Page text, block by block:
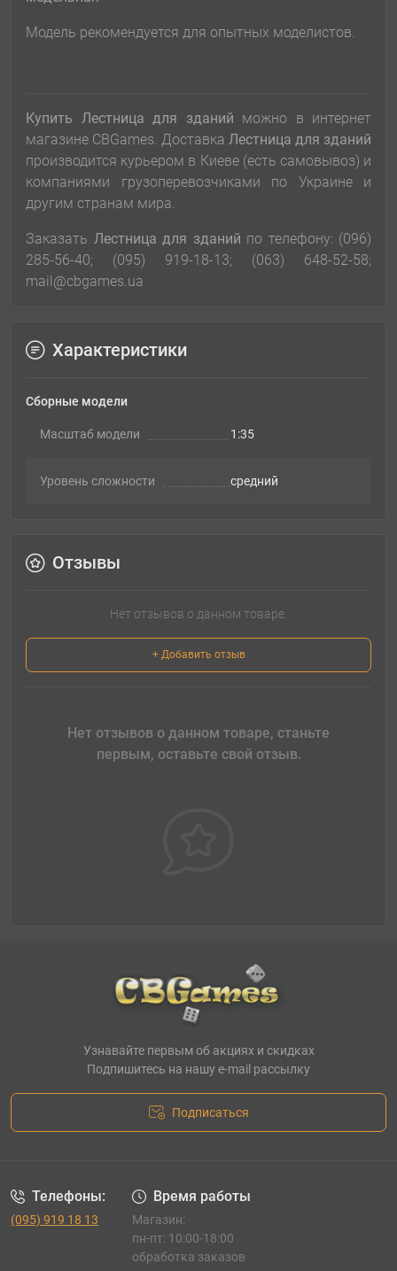
Модель рекомендуется для опытных моделистов.
Купить Лестница для зданий можно в интернет
магазине CBGames. Доставка Лестница для зданий
производится курьером в Киеве (есть самовывоз) и
компаниями грузоперевозчиками по Украине и
другим странам мира.
Заказать Лестница для зданий по телефону: (096)
285-56-40; (095) 919-18-13; (063) 648-52-58;
mail@cbgames.ua
Характеристики
Сборные модели
Масштаб модели 1:35
Уровень сложности cредний
Отзывы
Нет отзывов о данном товаре.
+ Добавить отзыв
Нет отзывов о данном товаре, станьте
первым, оставьте свой отзыв.
Узнавайте первым об акциях и скидках
Подпишитесь на нашу e-mail рассылку
Подписаться
Телефоны:
(095) 919 18 13
Время работы
Магазин:
пн-пт: 10:00-18:00
обработка заказов